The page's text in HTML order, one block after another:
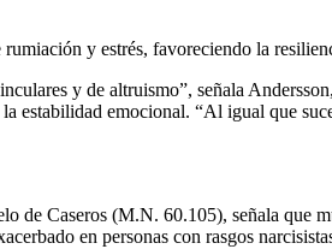
y estrés, favoreciendo la
y de altruismo”, señala
estabilidad emocional. “Al igual que
de Caseros (M.N. 60.105), señala que
en personas con rasgos